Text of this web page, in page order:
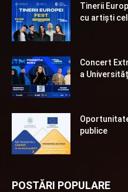
Tinerii
cu artiști
Concert
a
publice
POSTĂRI POPULARE